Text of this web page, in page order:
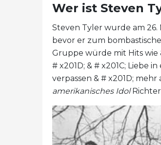
Wer ist Steven
Steven Tyler wurde am
bevor er zum
Gruppe würde mit Hits wie
# x201D; & # x201C; Liebe
verpassen & # x201D;
amerikanisches IdolRichter